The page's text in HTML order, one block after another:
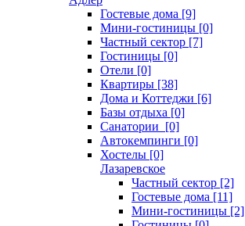
Гостевые дома [9]
Мини-гостиницы [0]
Частный сектор [7]
Гостиницы [0]
Отели [0]
Квартиры [38]
Дома и Коттеджи [6]
Базы отдыха [0]
Санатории [0]
Автокемпинги [0]
Хостелы [0]
Лазаревское
Частный сектор [2]
Гостевые дома [11]
Мини-гостиницы [2]